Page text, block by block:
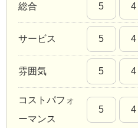
総合 5 4
サービス 5 4
雰囲気 5 4
コストパフォ
ーマンス
5 4